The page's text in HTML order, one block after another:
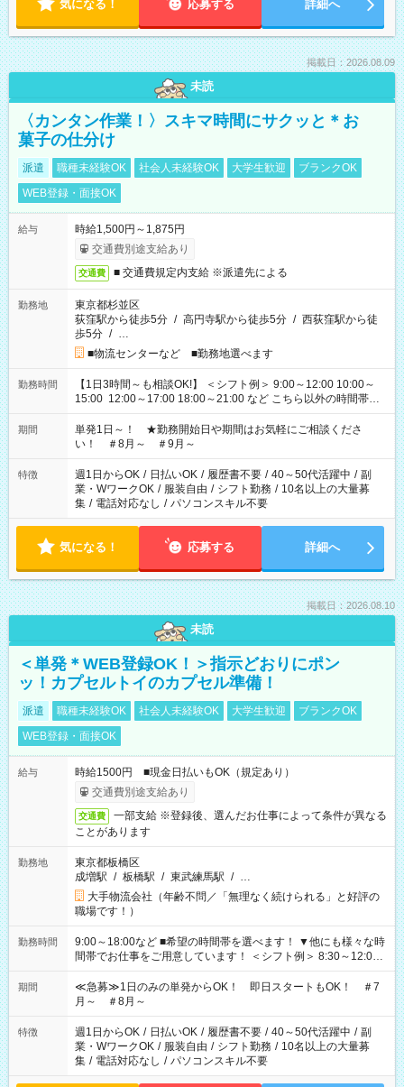
気になる！ 応募する 詳細へ
掲載日：2026.08.09
未読
〈カンタン作業！〉スキマ時間にサクッと＊お
菓子の仕分け
派遣 職種未経験OK 社会人未経験OK 大学生歓迎
ブランクOK
WEB登録・面接OK
給与
時給1,500円～1,875円
交通費別途支給あり
交通費 ■ 交通費規定内支給 ※派遣先による
勤務地
東京都杉並区
荻窪駅から徒歩5分 / 高円寺駅から徒歩5分 / 西荻窪駅から徒
歩5分 / …
■物流センターなど ■勤務地選べます
勤務時間
【1日3時間～も相談OK!】 ＜シフト例＞ 9:00～12:00 10:00～
15:00 12:00～17:00 18:00～21:00 など こちら以外の時間帯も
お気軽にご相談ください！
期間
単発1日～！ ★勤務開始日や期間はお気軽にご相談くださ
い！ ＃8月～ ＃9月～
特徴 週1日からOK / 日払いOK / 履歴書不要 / 40～50代活躍中 / 副
業・WワークOK / 服装自由 / シフト勤務 / 10名以上の大量募
集 / 電話対応なし / パソコンスキル不要
気になる！ 応募する 詳細へ
掲載日：2026.08.10
未読
＜単発＊WEB登録OK！＞指示どおりにポン
ッ！カプセルトイのカプセル準備！
派遣 職種未経験OK 社会人未経験OK 大学生歓迎
ブランクOK
WEB登録・面接OK
給与
時給1500円 ■現金日払いもOK（規定あり）
交通費別途支給あり
交通費
一部支給 ※登録後、選んだお仕事によって条件が異なる
ことがあります
勤務地
東京都板橋区
成増駅 / 板橋駅 / 東武練馬駅 / …
大手物流会社（年齢不問／「無理なく続けられる」と好評の
職場です！）
勤務時間
9:00～18:00など ■希望の時間帯を選べます！ ▼他にも様々な時
間帯でお仕事をご用意しています！ ＜シフト例＞ 8:30～12:00
17:00～22:00 13:00～22:00 22:00～翌6:00 など
期間
≪急募≫1日のみの単発からOK！ 即日スタートもOK！ ＃7
月～ ＃8月～
特徴 週1日からOK / 日払いOK / 履歴書不要 / 40～50代活躍中 / 副
業・WワークOK / 服装自由 / シフト勤務 / 10名以上の大量募
集 / 電話対応なし / パソコンスキル不要